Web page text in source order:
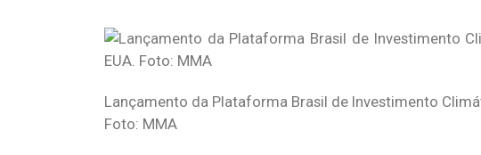
Lançamento da Plataforma Brasil de Investimento
Foto: MMA